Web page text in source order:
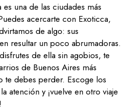
es una de las ciudades más
acercarte con Exoticca,
de algo: sus
resultar un poco abrumadoras.
de ella sin agobios, te
de Buenos Aires más
te debes perder. Escoge los
atención y ¡vuelve en otro viaje